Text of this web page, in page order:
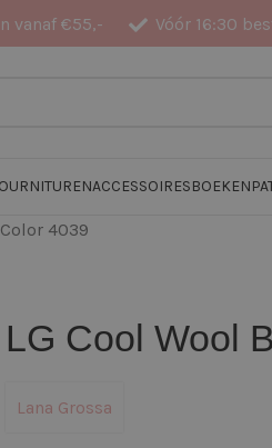
vanaf €55,- Vóór 16:30
ACCESSOIRESBOEKEN
4039
LG Cool Wool
Lana Grossa